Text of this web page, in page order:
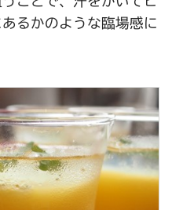
るかのような臨場感に